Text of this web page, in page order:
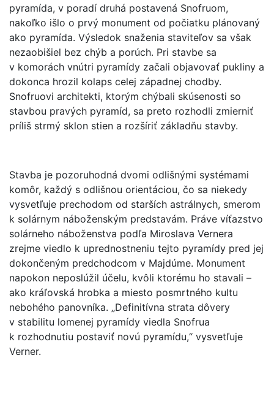
pyramída, v poradí druhá postavená Snofruom,
nakoľko išlo o prvý monument od počiatku plánovaný
ako pyramída. Výsledok snaženia staviteľov sa však
nezaobišiel bez chýb a porúch. Pri stavbe sa
v komorách vnútri pyramídy začali objavovať pukliny a
dokonca hrozil kolaps celej západnej chodby.
Snofruovi architekti, ktorým chýbali skúsenosti so
stavbou pravých pyramíd, sa preto rozhodli zmierniť
príliš strmý sklon stien a rozšíriť základňu stavby.
Stavba je pozoruhodná dvomi odlišnými systémami
komôr, každý s odlišnou orientáciou, čo sa niekedy
vysvetľuje prechodom od starších astrálnych, smerom
k solárnym náboženským predstavám. Práve víťazstvo
solárneho náboženstva podľa Miroslava Vernera
zrejme viedlo k uprednostneniu tejto pyramídy pred jej
dokončeným predchodcom v Majdúme. Monument
napokon neposlúžil účelu, kvôli ktorému ho stavali –
ako kráľovská hrobka a miesto posmrtného kultu
nebohého panovníka. „Definitívna strata dôvery
v stabilitu lomenej pyramídy viedla Snofrua
k rozhodnutiu postaviť novú pyramídu,“ vysvetľuje
Verner.